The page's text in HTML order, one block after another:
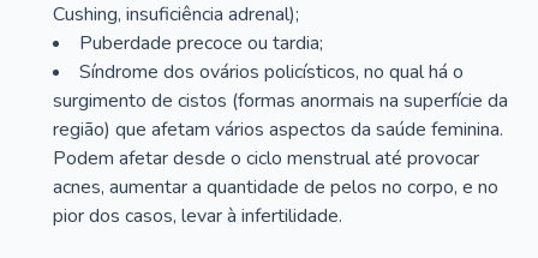
Cushing, insuficiência adrenal);
Puberdade precoce ou tardia;
Síndrome dos ovários policísticos, no qual há o
surgimento de cistos (formas anormais na superfície da
região) que afetam vários aspectos da saúde feminina.
Podem afetar desde o ciclo menstrual até provocar
acnes, aumentar a quantidade de pelos no corpo, e no
pior dos casos, levar à infertilidade.